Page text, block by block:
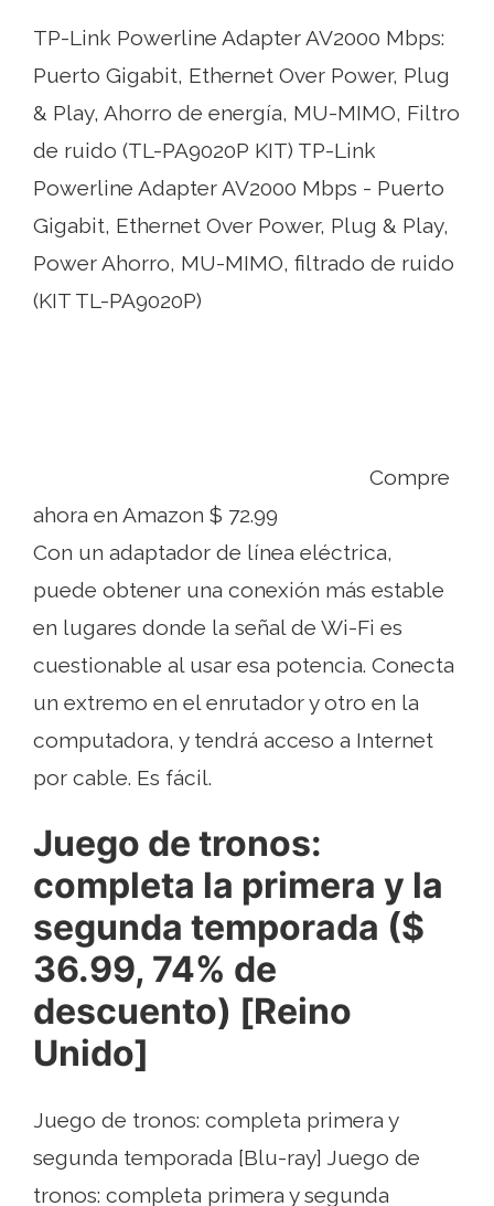
TP-Link Powerline Adapter AV2000 Mbps:
Puerto Gigabit, Ethernet Over Power, Plug
& Play, Ahorro de energía, MU-MIMO, Filtro
de ruido (TL-PA9020P KIT) TP-Link
Powerline Adapter AV2000 Mbps - Puerto
Gigabit, Ethernet Over Power, Plug & Play,
Power Ahorro, MU-MIMO, filtrado de ruido
(KIT TL-PA9020P)
Compre
ahora en Amazon $ 72.99
Con un adaptador de línea eléctrica,
puede obtener una conexión más estable
en lugares donde la señal de Wi-Fi es
cuestionable al usar esa potencia. Conecta
un extremo en el enrutador y otro en la
computadora, y tendrá acceso a Internet
por cable. Es fácil.
Juego de tronos:
completa la primera y la
segunda temporada ($
36.99, 74% de
descuento) [Reino
Unido]
Juego de tronos: completa primera y
segunda temporada [Blu-ray] Juego de
tronos: completa primera y segunda